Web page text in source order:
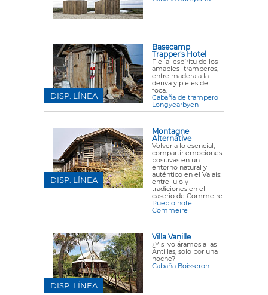
Basecamp
Trapper's Hotel
Fiel al espíritu de los -
amables- tramperos,
entre madera a la
deriva y pieles de
foca.
Cabaña de trampero
Longyearbyen
DISP. LÍNEA
Montagne
Alternative
Volver a lo esencial,
compartir emociones
positivas en un
entorno natural y
auténtico en el Valais:
entre lujo y
tradiciones en el
caserío de Commeire
Pueblo hotel
Commeire
DISP. LÍNEA
Villa Vanille
¿Y si voláramos a las
Antillas, solo por una
noche?
Cabaña Boisseron
DISP. LÍNEA